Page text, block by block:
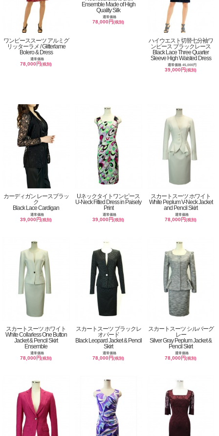
ワンピーススーツ アルミグ
リッターラメ / Glitterlame
Bolero & Dress
通常価格
78,000円(税別)
Ensemble Made of High
Quality Silk
通常価格
78,000円(税別)
ハイウエスト切替七分袖ワ
ンピース ブラックレース
Black Lace Three Quarter
Sleeve High Waisted Dress
通常価格 45,000円
39,000円(税別)
カーディガン レースブラッ
ク
Black Lace Cardigan
通常価格
39,000円(税別)
Uネックタイトワンピース
U-Neck Fitted Dress in Paisely
Print
通常価格
39,000円(税別)
スカートスーツ ホワイト
White Peplum V-Neck Jacket
and Pencil Skirt
通常価格
78,000円(税別)
スカートスーツ ホワイト
White Collarless One Button
Jacket & Pencil Skirt
Ensemble
通常価格
78,000円(税別)
スカートスーツ ブラックレ
オパード
Black Leopard Jacket & Pencil
Skirt
通常価格
78,000円(税別)
スカートスーツ シルバーグ
レー
Silver Gray Peplum Jacket &
Pencil Skirt
通常価格
78,000円(税別)